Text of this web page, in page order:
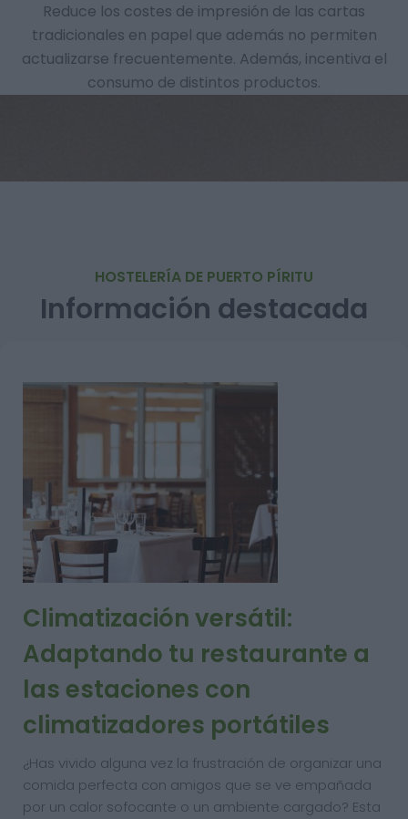
Reduce los costes de impresión de las cartas
tradicionales en papel que además no permiten
actualizarse frecuentemente. Además, incentiva el
consumo de distintos productos.
HOSTELERÍA DE PUERTO PÍRITU
Información destacada
Climatización versátil:
Adaptando tu restaurante a
las estaciones con
climatizadores portátiles
¿Has vivido alguna vez la frustración de organizar una
comida perfecta con amigos que se ve empañada
por un calor sofocante o un ambiente cargado? Esta